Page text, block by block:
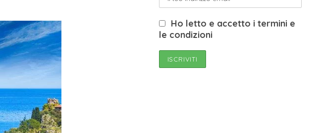
Ho letto e accetto i termini e
le condizioni